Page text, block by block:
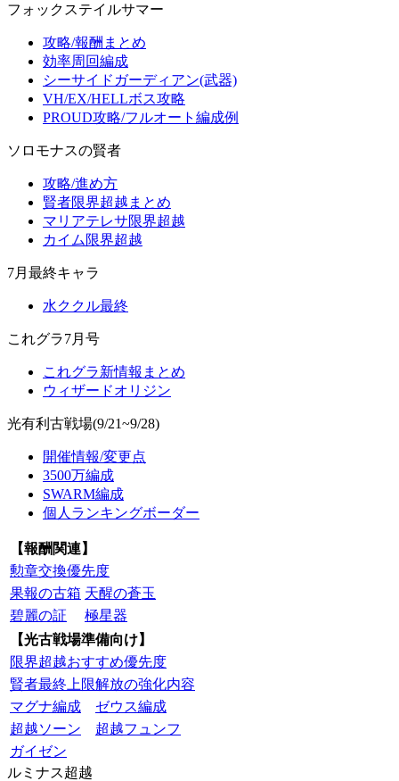
フォックステイルサマー
攻略/報酬まとめ
効率周回編成
シーサイドガーディアン(武器)
VH/EX/HELLボス攻略
PROUD攻略/フルオート編成例
ソロモナスの賢者
攻略/進め方
賢者限界超越まとめ
マリアテレサ限界超越
カイム限界超越
7月最終キャラ
水ククル最終
これグラ7月号
これグラ新情報まとめ
ウィザードオリジン
光有利古戦場(9/21~9/28)
開催情報/変更点
3500万編成
SWARM編成
個人ランキングボーダー
【報酬関連】
勲章交換優先度
果報の古箱 天醒の蒼玉
碧麗の証
極星器
【光古戦場準備向け】
限界超越おすすめ優先度
賢者最終上限解放の強化内容
マグナ編成
ゼウス編成
超越ソーン
超越フュンフ
ガイゼン
ルミナス超越